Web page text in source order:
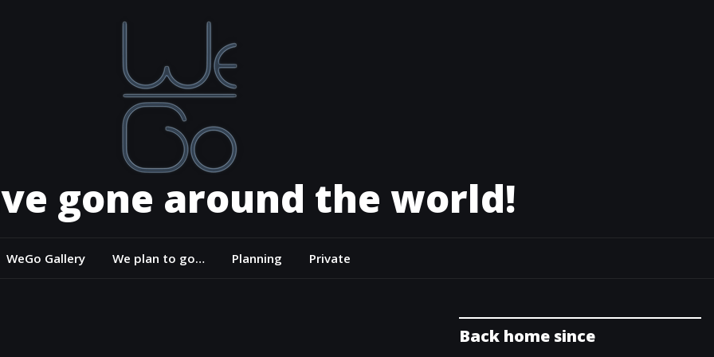
gone around the world!
WeGo Gallery We plan to go… Planning Private
Back home since